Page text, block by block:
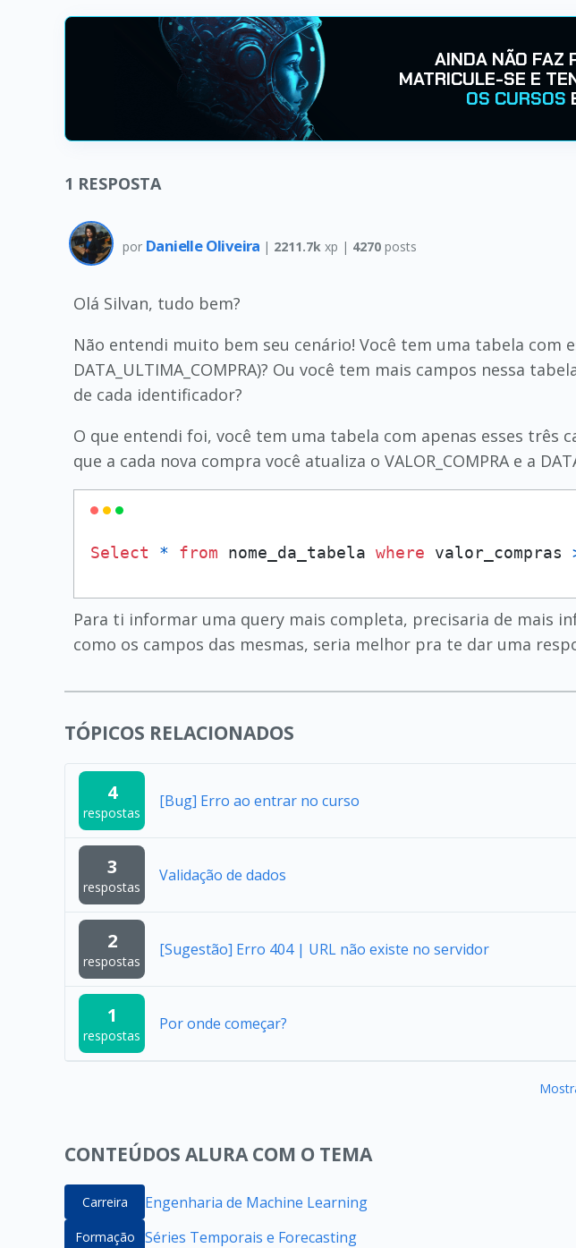
AINDA NÃO FAZ
MATRICULE-SE E
OS CURSOS
1 RESPOSTA
por Danielle Oliveira | 2211.7k xp | 4270 posts
Olá Silvan, tudo bem?
Não entendi muito bem seu cenário! Você tem uma tabela com
DATA_ULTIMA_COMPRA)? Ou você tem mais campos nessa
de cada identificador?
O que entendi foi, você tem uma tabela com apenas esses três
que a cada nova compra você atualiza o VALOR_COMPRA e a
Select * from nome_da_tabela where valor_compras
Para ti informar uma query mais completa, precisaria de mais
como os campos das mesmas, seria melhor pra te dar uma
TÓPICOS RELACIONADOS
4
respostas
[Bug] Erro ao entrar no curso
3
respostas
Validação de dados
2
respostas
[Sugestão] Erro 404 | URL não existe no servidor
1
respostas
Por onde começar?
CONTEÚDOS ALURA COM O TEMA
Carreira Engenharia de Machine Learning
Formação Séries Temporais e Forecasting